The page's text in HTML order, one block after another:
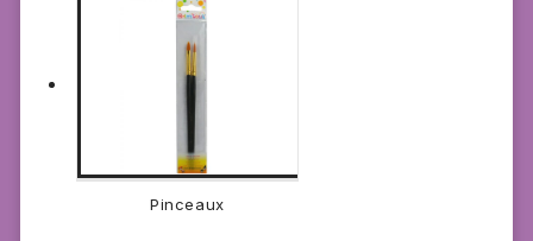
Pinceaux